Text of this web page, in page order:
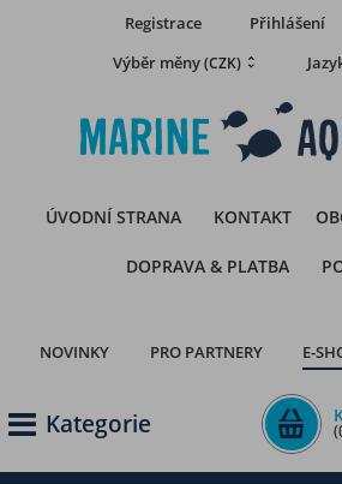
Registrace
Přihlášení
Výběr měny(CZK)
ÚVODNÍ STRANA KONTAKT
DOPRAVA & PLATBA
NOVINKY PRO PARTNERY E-
Kategorie